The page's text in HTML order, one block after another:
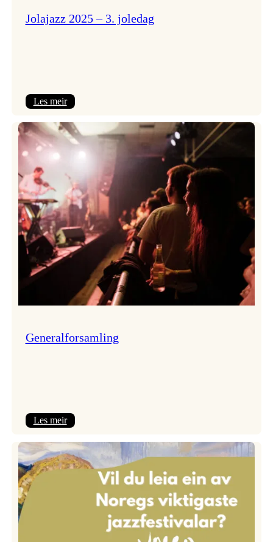
Jolajazz 2025 – 3. joledag
Les meir:
2025
–
joledag
Generalforsamling
Les meir: